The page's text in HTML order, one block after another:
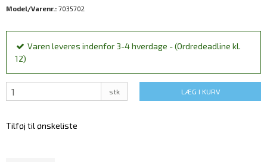
Model/Varenr.: 7035702
Varen leveres indenfor 3-4 hverdage - (Ordredeadline kl.
12)
stk LÆG I KURV
Tilføj til ønskeliste